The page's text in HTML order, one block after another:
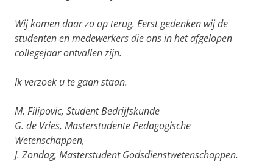
Wij komen daar zo op terug. Eerst gedenken wij de
studenten en medewerkers die ons in het afgelopen
collegejaar ontvallen zijn.
Ik verzoek u te gaan staan.
M. Filipovic, Student Bedrijfskunde
G. de Vries, Masterstudente Pedagogische
Wetenschappen,
J. Zondag, Masterstudent Godsdienstwetenschappen.